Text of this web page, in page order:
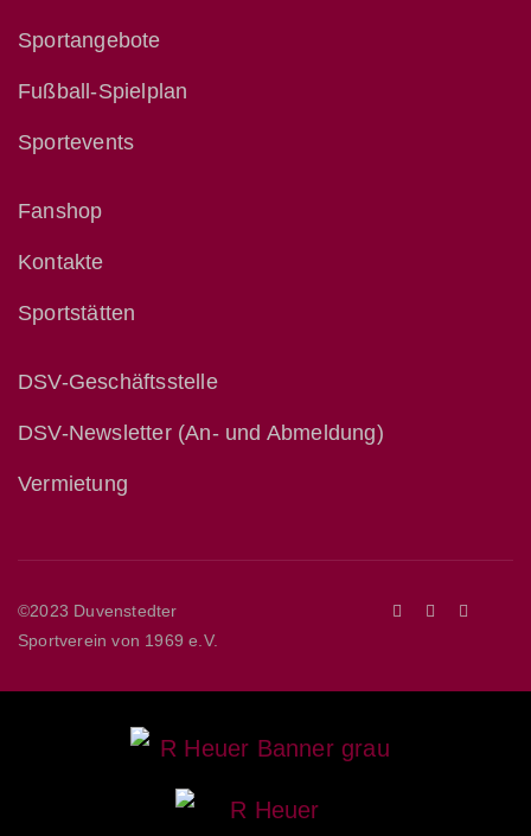
Sportangebote
Fußball-Spielplan
Sportevents
Fanshop
Kontakte
Sportstätten
DSV-Geschäftsstelle
DSV-Newsletter (An- und Abmeldung)
Vermietung
©2023 Duvenstedter
Sportverein von 1969 e.V.